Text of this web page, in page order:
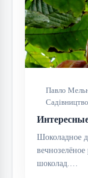
Павло
Шоколадное
шоколад.…